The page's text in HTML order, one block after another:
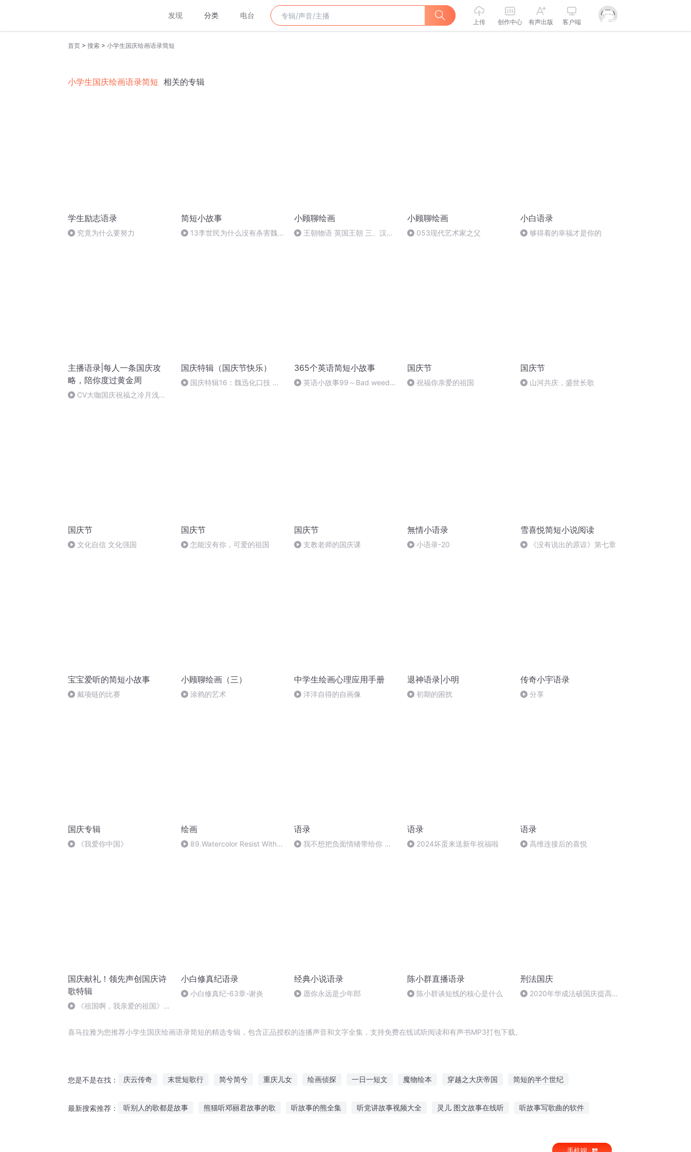
发现 分类 电台
上传 创作中心 有声出版 客户端
首页 > 搜索 > 小学生国庆绘画语录简短
小学生国庆绘画语录简短 相关的专辑
学生励志语录
究竟为什么要努力
简短小故事
13李世民为什么没有杀害魏
小顾聊绘画
王朝物语 英国王朝 三、汉诺
小顾聊绘画
053现代艺术家之父
小白语录
够得着的幸福才是你的
主播语录|每人一条国庆攻
略，陪你度过黄金周
CV大咖国庆祝福之冷月浅浅
国庆特辑（国庆节快乐）
国庆特辑16：魏迅化口技 二
365个英语简短小故事
英语小故事99～Bad weed，
国庆节
祝福你亲爱的祖国
国庆节
山河共庆，盛世长歌
国庆节
文化自信 文化强国
国庆节
怎能没有你，可爱的祖国
国庆节
支教老师的国庆课
無情小语录
小语录-20
雪喜悦简短小说阅读
《没有说出的原谅》第七章
宝宝爱听的简短小故事
戴项链的比赛
小顾聊绘画（三）
涂鸦的艺术
中学生绘画心理应用手册
洋洋自得的自画像
退神语录|小明
初期的困扰
传奇小宇语录
分享
国庆专辑
《我爱你中国》
绘画
89.Watercolor Resist With
语录
我不想把负面情绪带给你 却
语录
2024坏蛋来送新年祝福啦
语录
高维连接后的喜悦
国庆献礼！领先声创国庆诗
歌特辑
《祖国啊，我亲爱的祖国》温
小白修真纪语录
小白修真纪-63章-谢炎
经典小说语录
愿你永远是少年郎
陈小群直播语录
陈小群谈短线的核心是什么
刑法国庆
2020年华成法硕国庆提高班
喜马拉雅为您推荐小学生国庆绘画语录简短的精选专辑，包含正品授权的连播声音和文字全集，支持免费在线试听阅读和有声书MP3打包下载。
您是不是在找： 庆云传奇 末世短歌行 简兮简兮 重庆儿女 绘画侦探 一日一短文 魔物绘本 穿越之大庆帝国 简短的半个世纪
最新搜索推荐： 听别人的歌都是故事 熊猫听邓丽君故事的歌 听故事的熊全集 听党讲故事视频大全 灵儿 图文故事在线听 听故事写歌曲的软件